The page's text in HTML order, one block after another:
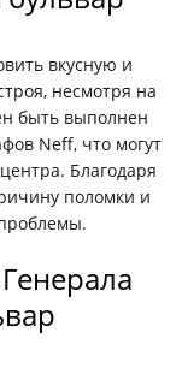
вкусную и
несмотря на
быть выполнен
Neff, что могут
Благодаря
поломки и